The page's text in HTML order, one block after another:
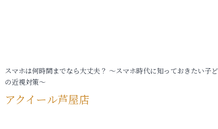
スマホは何時間までなら大丈夫？ ～スマホ時代に知っておきたい子
の近視対策～
アクイール芦屋店